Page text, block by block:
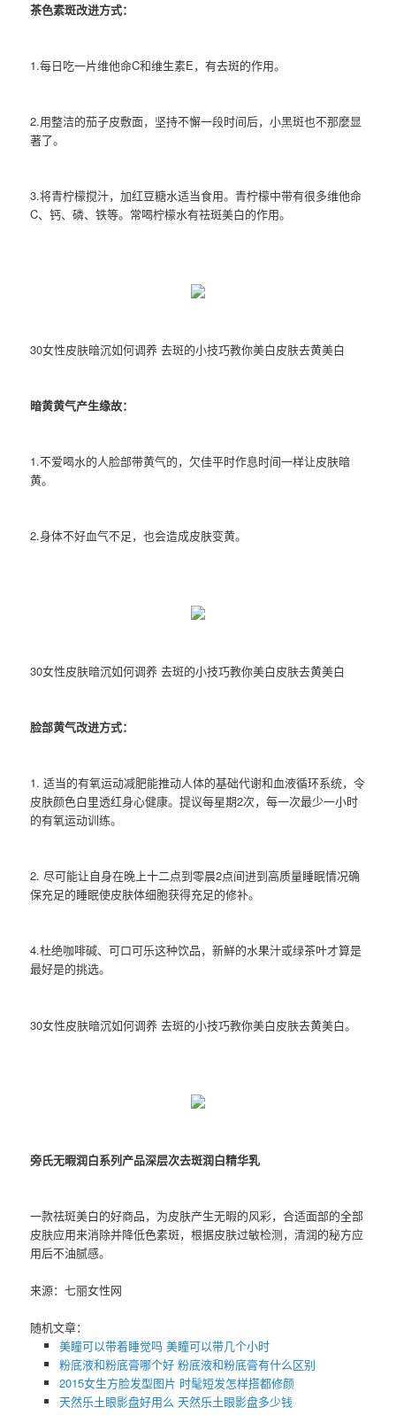
茶色素斑改进方式：
1.每日吃一片维他命C和维生素E，有去斑的作用。
2.用整洁的茄子皮敷面，坚持不懈一段时间后，小黑斑也不那麼显
著了。
3.将青柠檬搅汁，加红豆糖水适当食用。青柠檬中带有很多维他命
C、钙、磷、铁等。常喝柠檬水有祛斑美白的作用。
30女性皮肤暗沉如何调养 去斑的小技巧教你美白皮肤去黄美白
暗黄黄气产生缘故：
1.不爱喝水的人脸部带黄气的，欠佳平时作息时间一样让皮肤暗
黄。
2.身体不好血气不足，也会造成皮肤变黄。
30女性皮肤暗沉如何调养 去斑的小技巧教你美白皮肤去黄美白
脸部黄气改进方式：
1. 适当的有氧运动减肥能推动人体的基础代谢和血液循环系统，令
皮肤颜色白里透红身心健康。提议每星期2次，每一次最少一小时
的有氧运动训练。
2. 尽可能让自身在晚上十二点到零晨2点间进到高质量睡眠情况确
保充足的睡眠使皮肤体细胞获得充足的修补。
4.杜绝咖啡碱、可口可乐这种饮品，新鮮的水果汁或绿茶叶才算是
最好是的挑选。
30女性皮肤暗沉如何调养 去斑的小技巧教你美白皮肤去黄美白。
旁氏无暇润白系列产品深层次去斑润白精华乳
一款祛斑美白的好商品，为皮肤产生无暇的风彩，合适面部的全部
皮肤应用来消除并降低色素斑，根据皮肤过敏检测，清润的秘方应
用后不油腻感。
来源：七丽女性网
随机文章：
美瞳可以带着睡觉吗 美瞳可以带几个小时
粉底液和粉底膏哪个好​ 粉底液和粉底膏有什么区别
2015女生方脸发型图片 时髦短发怎样搭都修颜
天然乐土眼影盘好用么 天然乐土眼影盘多少钱